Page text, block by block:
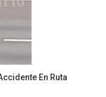
En Ruta